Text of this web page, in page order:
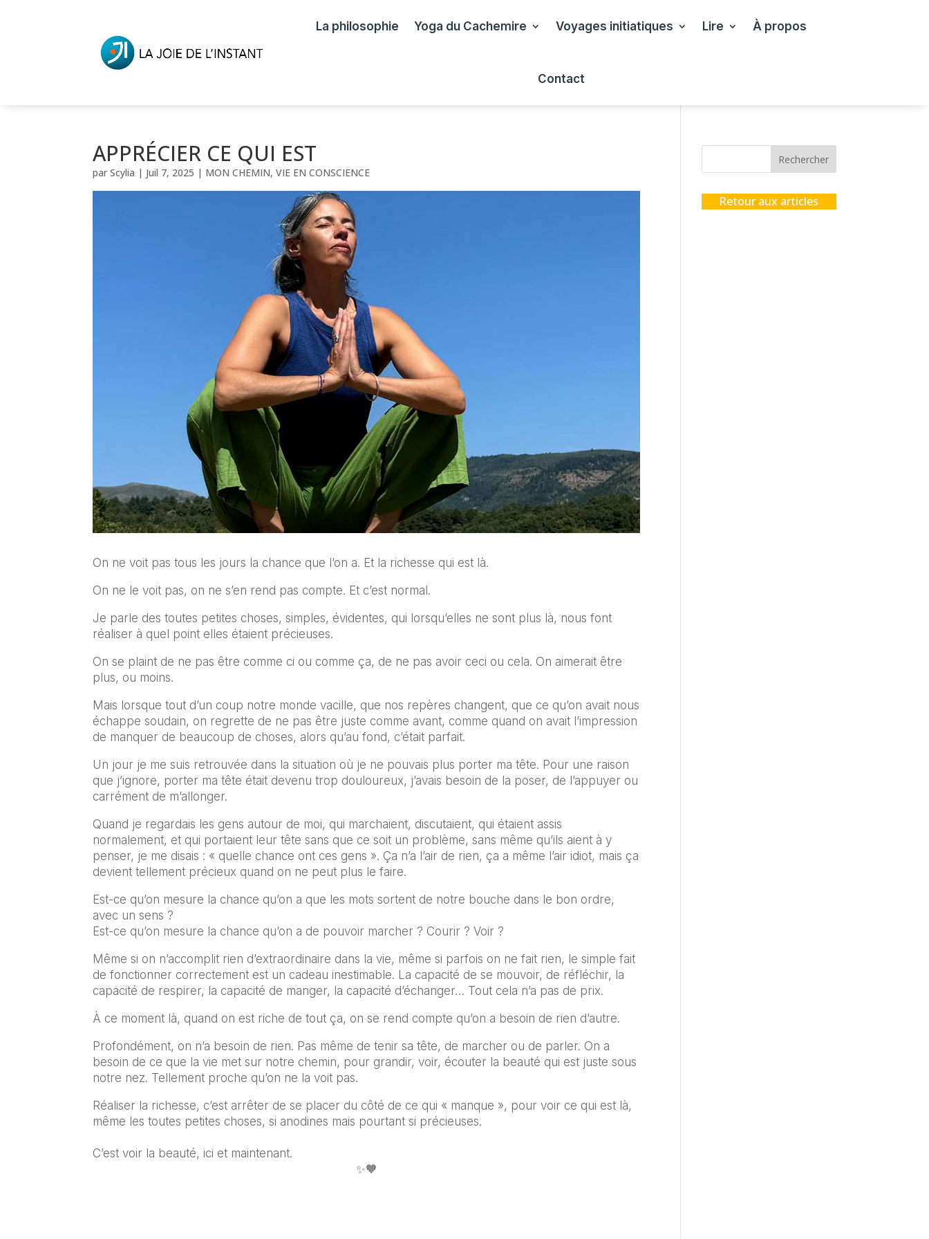
La philosophie Yoga du Cachemire Voyages initiatiques Lire À propos
Contact
APPRÉCIER CE QUI EST
parScylia | Juil 7, 2025 | MON CHEMIN,VIE EN CONSCIENCE
On ne voit pas tous les jours la chance que l’on a. Et la richesse qui est là.
On ne le voit pas, on ne s’en rend pas compte. Et c’est normal.
Je parle des toutes petites choses, simples, évidentes, qui lorsqu’elles ne sont plus là, nous font
réaliser à quel point elles étaient précieuses.
On se plaint de ne pas être comme ci ou comme ça, de ne pas avoir ceci ou cela. On aimerait être
plus, ou moins.
Mais lorsque tout d’un coup notre monde vacille, que nos repères changent, que ce qu’on avait nous
échappe soudain, on regrette de ne pas être juste comme avant, comme quand on avait l’impression
de manquer de beaucoup de choses, alors qu’au fond, c’était parfait.
Un jour je me suis retrouvée dans la situation où je ne pouvais plus porter ma tête. Pour une raison
que j’ignore, porter ma tête était devenu trop douloureux, j’avais besoin de la poser, de l’appuyer ou
carrément de m’allonger.
Quand je regardais les gens autour de moi, qui marchaient, discutaient, qui étaient assis
normalement, et qui portaient leur tête sans que ce soit un problème, sans même qu’ils aient à y
penser, je me disais : « quelle chance ont ces gens ». Ça n’a l’air de rien, ça a même l’air idiot, mais ça
devient tellement précieux quand on ne peut plus le faire.
Est-ce qu’on mesure la chance qu’on a que les mots sortent de notre bouche dans le bon ordre,
avec un sens ?
Est-ce qu’on mesure la chance qu’on a de pouvoir marcher ? Courir ? Voir ?
Même si on n’accomplit rien d’extraordinaire dans la vie, même si parfois on ne fait rien, le simple fait
de fonctionner correctement est un cadeau inestimable. La capacité de se mouvoir, de réfléchir, la
capacité de respirer, la capacité de manger, la capacité d’échanger… Tout cela n’a pas de prix.
À ce moment là, quand on est riche de tout ça, on se rend compte qu’on a besoin de rien d’autre.
Profondément, on n’a besoin de rien. Pas même de tenir sa tête, de marcher ou de parler. On a
besoin de ce que la vie met sur notre chemin, pour grandir, voir, écouter la beauté qui est juste sous
notre nez. Tellement proche qu’on ne la voit pas.
Réaliser la richesse, c’est arrêter de se placer du côté de ce qui « manque », pour voir ce qui est là,
même les toutes petites choses, si anodines mais pourtant si précieuses.
C’est voir la beauté, ici et maintenant.
✨🧡
Rechercher
Retour aux articles